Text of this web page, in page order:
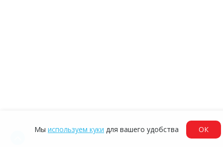
Мы используем куки для вашего удобства ОК